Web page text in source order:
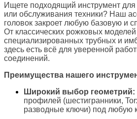
Ищете подходящий инструмент
или обслуживания техники? Наш
головок закроет любую базовую и
От классических рожковых
специализированных трубных и
здесь есть всё для уверенной
соединений.
Преимущества нашего
Широкий выбор геометрий:
профилей (шестигранники,
разводные ключи) под любую